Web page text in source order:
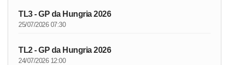
TL3 - GP da Hungria 2026
25/07/2026 07:30
TL2 - GP da Hungria 2026
24/07/2026 12:00